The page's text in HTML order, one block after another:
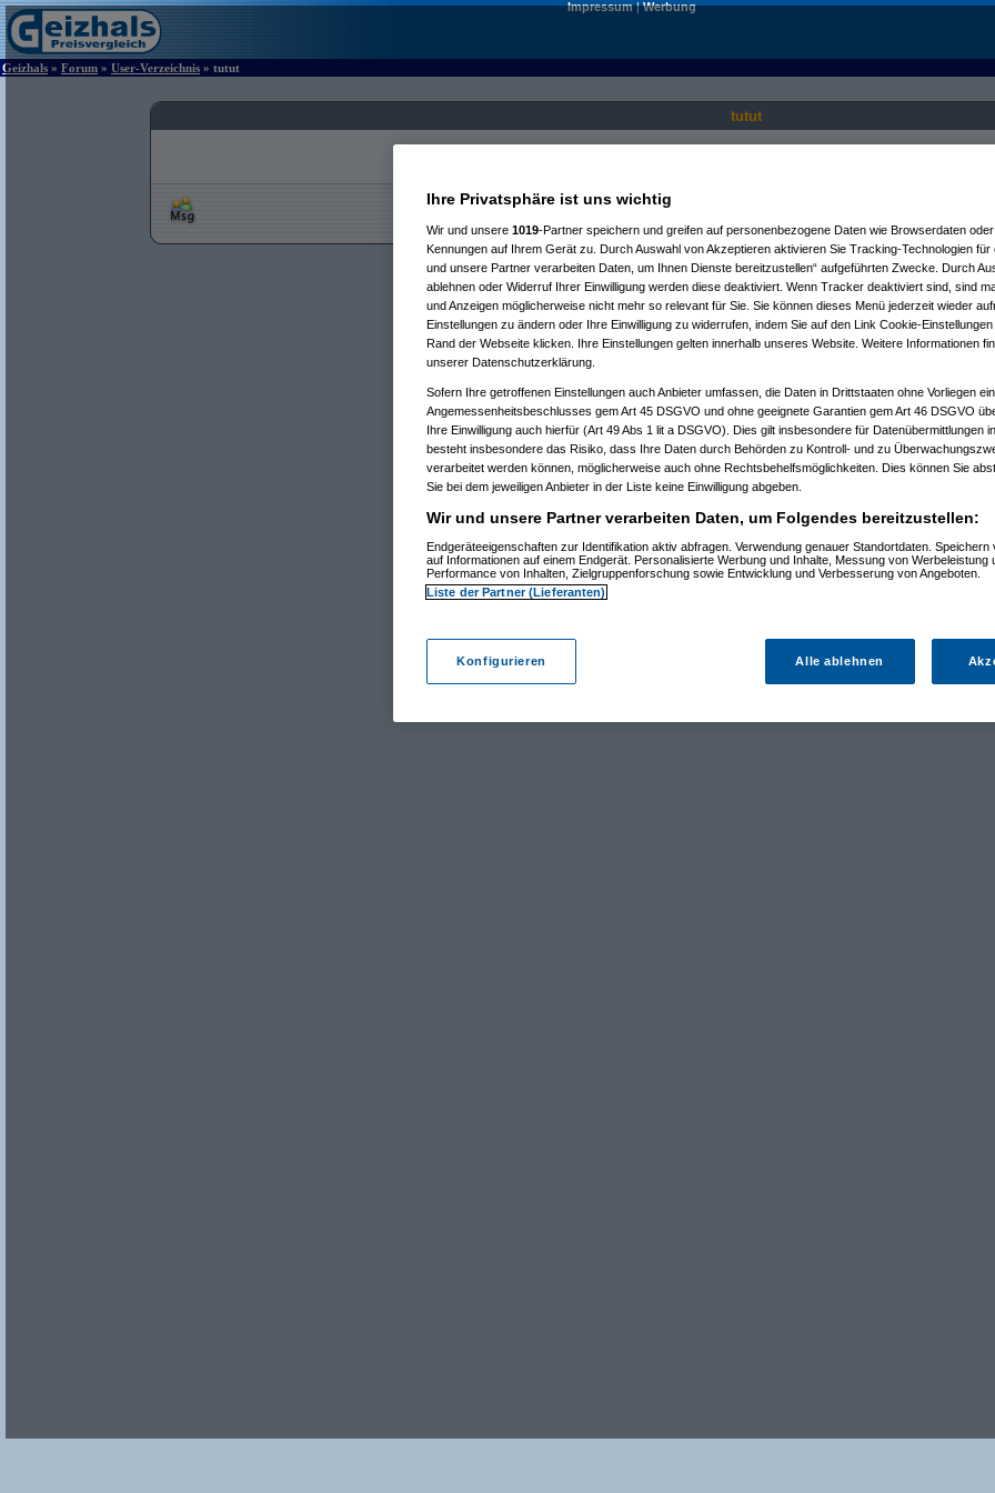
Impressum|Werbung
Geizhals » Forum » User-Verzeichnis » tutut
tutut
Ihre Privatsphäre ist uns wichtig
Wir und unsere 1019-Partner speichern und greifen auf personenbezogene Daten wie Browserdaten
Kennungen auf Ihrem Gerät zu. Durch Auswahl von Akzeptieren aktivieren Sie Tracking-Technologien für
und unsere Partner verarbeiten Daten, um Ihnen Dienste bereitzustellen“ aufgeführten Zwecke. Durch
ablehnen oder Widerruf Ihrer Einwilligung werden diese deaktiviert. Wenn Tracker deaktiviert sind, sind
und Anzeigen möglicherweise nicht mehr so relevant für Sie. Sie können dieses Menü jederzeit wieder
Einstellungen zu ändern oder Ihre Einwilligung zu widerrufen, indem Sie auf den Link Cookie-
Rand der Webseite klicken. Ihre Einstellungen gelten innerhalb unseres Website. Weitere Informationen
unserer Datenschutzerklärung.
Sofern Ihre getroffenen Einstellungen auch Anbieter umfassen, die Daten in Drittstaaten ohne Vorliegen
Angemessenheitsbeschlusses gem Art 45 DSGVO und ohne geeignete Garantien gem Art 46 DSGVO
Ihre Einwilligung auch hierfür (Art 49 Abs 1 lit a DSGVO). Dies gilt insbesondere für Datenübermittlungen
besteht insbesondere das Risiko, dass Ihre Daten durch Behörden zu Kontroll- und zu
verarbeitet werden können, möglicherweise auch ohne Rechtsbehelfsmöglichkeiten. Dies können Sie
Sie bei dem jeweiligen Anbieter in der Liste keine Einwilligung abgeben.
Wir und unsere Partner verarbeiten Daten, um Folgendes bereitzustellen:
Endgeräteeigenschaften zur Identifikation aktiv abfragen. Verwendung genauer Standortdaten. Speichern
auf Informationen auf einem Endgerät. Personalisierte Werbung und Inhalte, Messung von Werbeleistung
Performance von Inhalten, Zielgruppenforschung sowie Entwicklung und Verbesserung von Angeboten.
Liste der Partner (Lieferanten)
Konfigurieren Alle ablehnen